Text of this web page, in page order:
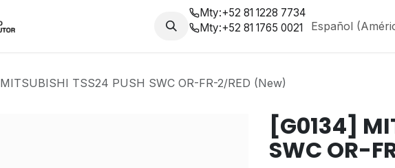
Nosotros Blog
Mty:+52 81 1228 7734
Mty:+52 81 1765 0021 Español
MITSUBISHI TSS24 PUSH SWC OR-FR-2/RED (New)
[G0134]
SWC OR-